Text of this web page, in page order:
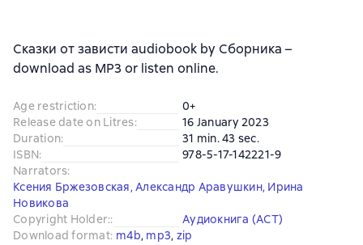
Сказки от зависти audiobook by Сборника –
download as MP3 or listen online.
Age restriction:
0+
Release date on Litres:
16 January 2023
Duration:
31 min. 43 sec.
ISBN:
978-5-17-142221-9
Narrators:
Ксения Бржезовская, Александр Аравушкин, Ирина
Новикова
Copyright Holder::
Аудиокнига (АСТ)
Download format: m4b, mp3, zip